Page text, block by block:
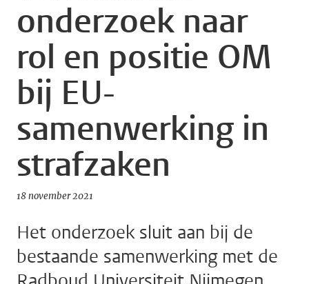
onderzoek naar
rol en positie OM
bij EU-
samenwerking in
strafzaken
18 november 2021
Het onderzoek sluit aan bij de
bestaande samenwerking met de